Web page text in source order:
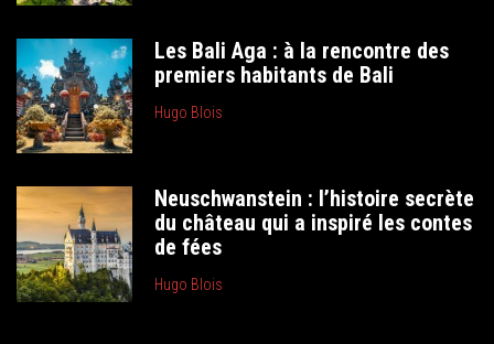
Les Bali Aga : à la rencontre des
premiers habitants de Bali
Hugo Blois
Neuschwanstein : l’histoire secrète
du château qui a inspiré les contes
de fées
Hugo Blois